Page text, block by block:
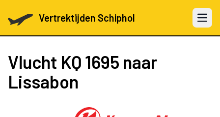
Vertrektijden Schiphol Open
Vlucht KQ 1695 naar
Lissabon